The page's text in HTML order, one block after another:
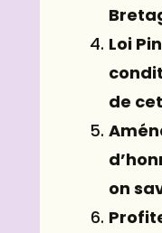
Loi
de
on